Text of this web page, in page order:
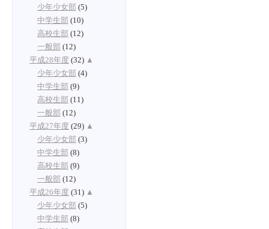
少年少女部 (5)
中学生部 (10)
高校生部 (12)
一般部 (12)
平成28年度 (32) ▲
少年少女部 (4)
中学生部 (9)
高校生部 (11)
一般部 (12)
平成27年度 (29) ▲
少年少女部 (3)
中学生部 (8)
高校生部 (9)
一般部 (12)
平成26年度 (31) ▲
少年少女部 (5)
中学生部 (8)